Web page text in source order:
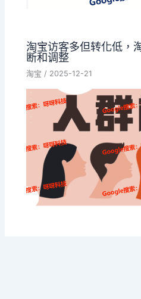
淘宝访客多但转化低，
断和调整
淘宝 / 2025-12-21